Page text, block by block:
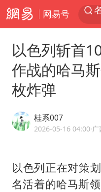
网易号
以色列斩首
作战的哈马
枚炸弹
桂系007
2026-05-16 04:00·广
以色列正在对策
名活着的哈马斯